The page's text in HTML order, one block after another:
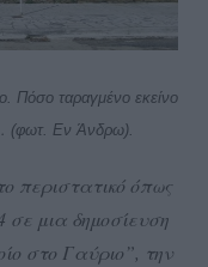
Πόσο ταραγμένο εκείνο
(φωτ. Εν Άνδρω).
περιστατικό όπως
σε μια δημοσίευση
στο Γαύριο”, την